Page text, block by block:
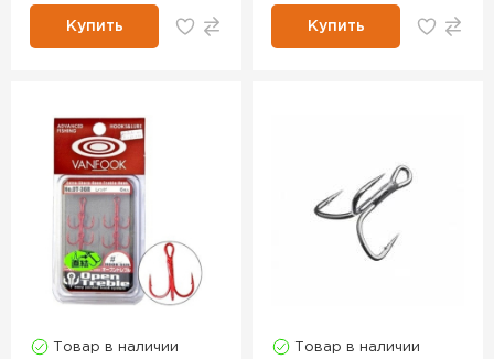
Купить Купить
Товар в наличии Товар в наличии